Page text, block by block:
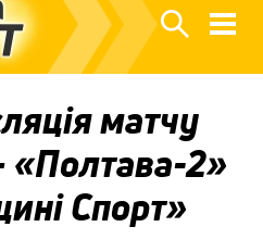
матчу
2»
Спорт»